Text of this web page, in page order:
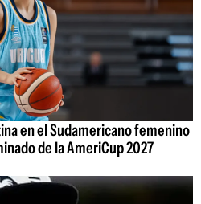
en el Sudamericano femenino
de la AmeriCup 2027